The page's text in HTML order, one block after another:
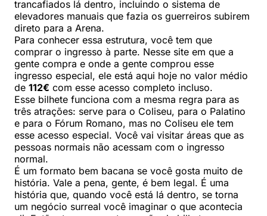
trancafiados lá dentro, incluindo o sistema de
elevadores manuais que fazia os guerreiros subirem
direto para a Arena.
Para conhecer essa estrutura, você tem que
comprar o ingresso à parte. Nesse site em que a
gente compra e onde a gente comprou esse
ingresso especial, ele está aqui hoje no valor médio
de 112€ com esse acesso completo incluso.
Esse bilhete funciona com a mesma regra para as
três atrações: serve para o Coliseu, para o Palatino
e para o Fórum Romano, mas no Coliseu ele tem
esse acesso especial. Você vai visitar áreas que as
pessoas normais não acessam com o ingresso
normal.
É um formato bem bacana se você gosta muito de
história. Vale a pena, gente, é bem legal. É uma
história que, quando você está lá dentro, se torna
um negócio surreal você imaginar o que acontecia